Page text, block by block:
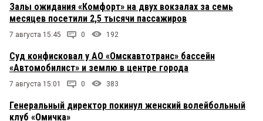
Залы ожидания «Комфорт» на двух вокзалах за семь
месяцев посетили 2,5 тысячи пассажиров
7 августа 15:45 0 192
Суд конфисковал у АО «Омскавтотранс» бассейн
«Автомобилист» и землю в центре города
7 августа 15:01 0 383
Генеральный директор покинул женский волейбольный
клуб «Омичка»